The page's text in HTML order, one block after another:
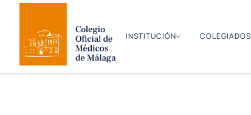
INSTITUCIÓN COLEGIADOS